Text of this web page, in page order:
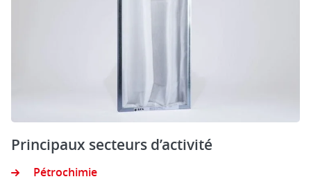
Principaux secteurs d’activité
Pétrochimie